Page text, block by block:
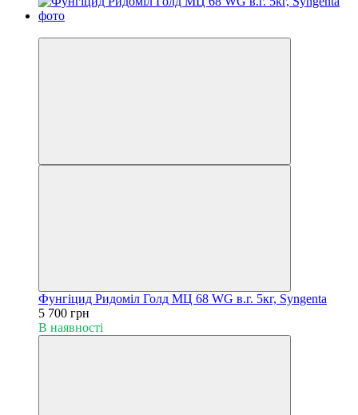
Фунгіцид Ридоміл Голд МЦ 68 WG в.г. 5кг, Syngenta
5 700 грн
В наявності